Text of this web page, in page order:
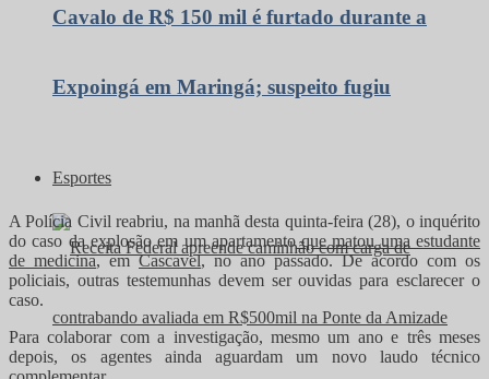
Cavalo de R$ 150 mil é furtado durante a
Expoingá em Maringá; suspeito fugiu
Esportes
A Polícia Civil reabriu, na manhã desta quinta-feira (28), o inquérito
do caso da explosão em um apartamentoque matou uma estudante
de medicina, emCascavel, no ano passado. De acordo com os
policiais, outras testemunhas devem ser ouvidas para esclarecer o
caso.
Para colaborar com a investigação, mesmo um ano e três meses
depois, os agentes ainda aguardam um novo laudo técnico